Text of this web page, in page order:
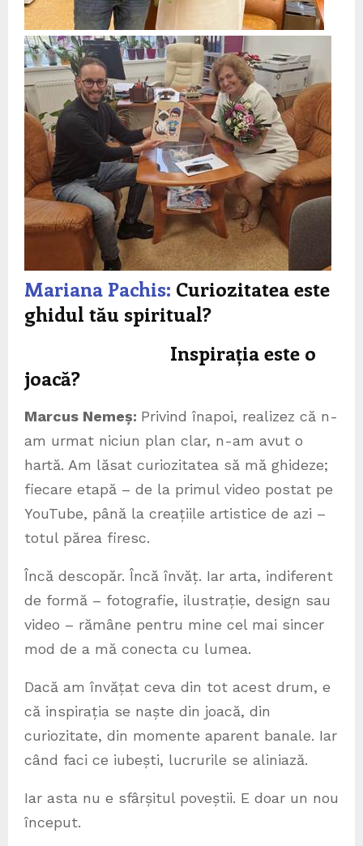
Mariana Pachis: Curiozitatea este
ghidul tău spiritual?
Inspirația este o
joacă?
Marcus Nemeș: Privind înapoi, realizez că n-
am urmat niciun plan clar, n-am avut o
hartă. Am lăsat curiozitatea să mă ghideze;
fiecare etapă – de la primul video postat pe
YouTube, până la creațiile artistice de azi –
totul părea firesc.
Încă descopăr. Încă învăț. Iar arta, indiferent
de formă – fotografie, ilustrație, design sau
video – rămâne pentru mine cel mai sincer
mod de a mă conecta cu lumea.
Dacă am învățat ceva din tot acest drum, e
că inspirația se naște din joacă, din
curiozitate, din momente aparent banale. Iar
când faci ce iubești, lucrurile se aliniază.
Iar asta nu e sfârșitul poveștii. E doar un nou
început.